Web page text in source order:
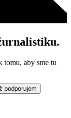
tomu, aby sme tu
podporujem